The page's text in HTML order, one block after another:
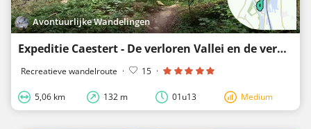
Avontuurlijke Wandelingen
Expeditie Caestert - De verloren Vallei en de verborgen Mergelgrotten
Recreatieve wandelroute · 15 ·
5,06 km 132 m 01u13 Medium